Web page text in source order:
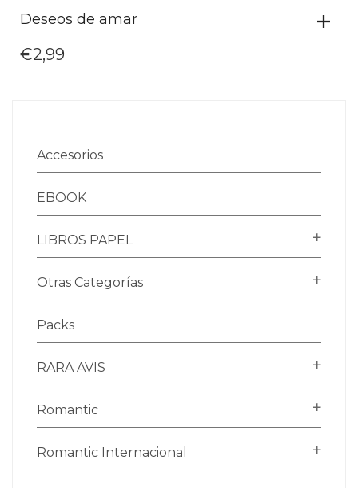
Deseos de amar
€2,99
Accesorios
EBOOK
LIBROS PAPEL
Otras Categorías
Packs
RARA AVIS
Romantic
Romantic Internacional